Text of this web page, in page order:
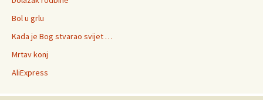
Bol u grlu
Kada je Bog stvarao svijet …
Mrtav konj
AliExpress